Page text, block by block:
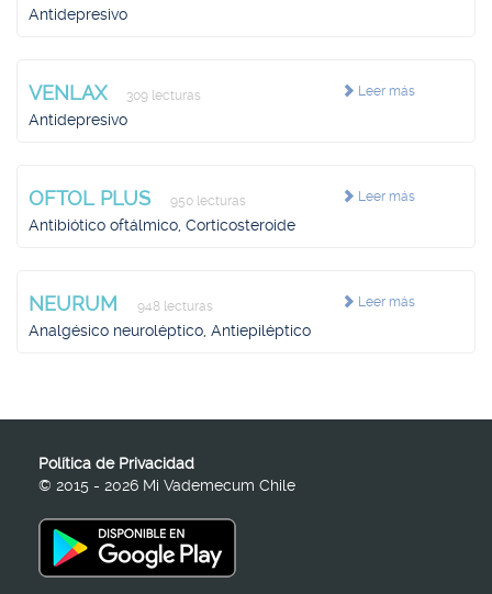
Antidepresivo
Leer más
VENLAX 309 lecturas
Antidepresivo
Leer más
OFTOL PLUS 950 lecturas
Antibiótico oftálmico, Corticosteroide
Leer más
NEURUM 948 lecturas
Analgésico neuroléptico, Antiepiléptico
Política de Privacidad
© 2015 - 2026 Mi Vademecum Chile